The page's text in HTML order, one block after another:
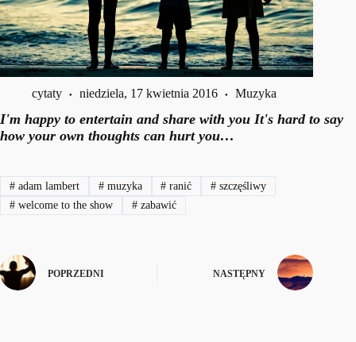
cytaty niedziela, 17 kwietnia 2016 Muzyka
I'm happy to entertain and share with you It's hard to say
how your own thoughts can hurt you…
#adam lambert #muzyka # ranić # szczęśliwy
#welcome to the show #zabawić
POPRZEDNI NASTĘPNY